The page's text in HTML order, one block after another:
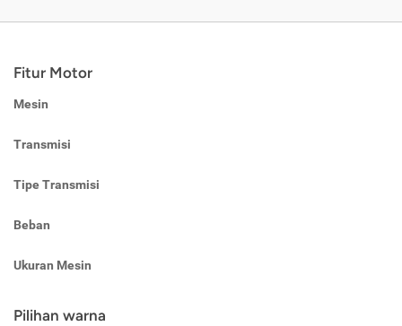
Fitur Motor
Mesin
Transmisi
Tipe Transmisi
Beban
Ukuran Mesin
Pilihan warna